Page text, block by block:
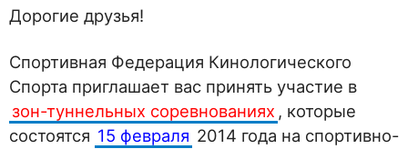
Дорогие друзья!
Спортивная Федерация Кинологического
Спорта приглашает вас принять участие в
зон-туннельных соревнованиях , которые
состоятся 15 февраля 2014 года на спортивно-